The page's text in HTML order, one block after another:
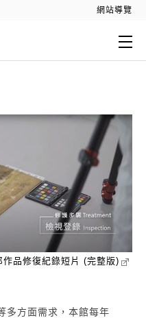
網站導覽
品修復紀錄短片 (完整版)
多方面需求，本館每年